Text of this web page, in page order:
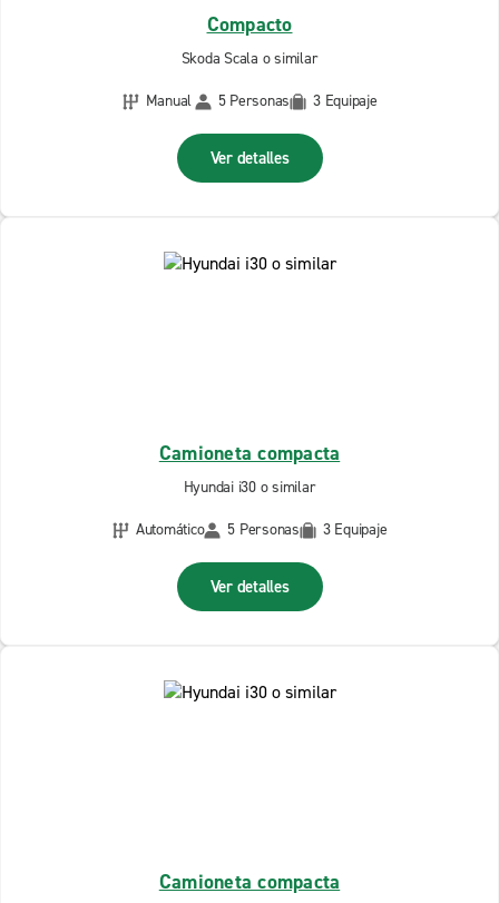
Compacto
Skoda Scala o similar
Manual
5 Personas 3 Equipaje
Ver detalles
Camioneta compacta
Hyundai i30 o similar
Automático
5 Personas 3 Equipaje
Ver detalles
Camioneta compacta